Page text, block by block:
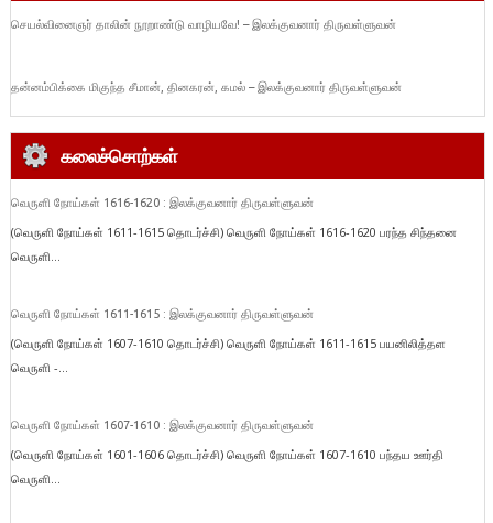
செயல்வினைஞர் தாலின் நூறாண்டு வாழியவே! – இலக்குவனார் திருவள்ளுவன்
தன்னம்பிக்கை மிகுந்த சீமான், தினகரன், கமல் – இலக்குவனார் திருவள்ளுவன்
கலைச்சொற்கள்
வெருளி நோய்கள் 1616-1620 : இலக்குவனார் திருவள்ளுவன்
(வெருளி நோய்கள் 1611-1615 தொடர்ச்சி) வெருளி நோய்கள் 1616-1620 பரந்த சிந்தனை
வெருளி...
வெருளி நோய்கள் 1611-1615 : இலக்குவனார் திருவள்ளுவன்
(வெருளி நோய்கள் 1607-1610 தொடர்ச்சி) வெருளி நோய்கள் 1611-1615 பயனிலித்தள
வெருளி -...
வெருளி நோய்கள் 1607-1610 : இலக்குவனார் திருவள்ளுவன்
(வெருளி நோய்கள் 1601-1606 தொடர்ச்சி) வெருளி நோய்கள் 1607-1610 பந்தய ஊர்தி
வெருளி...